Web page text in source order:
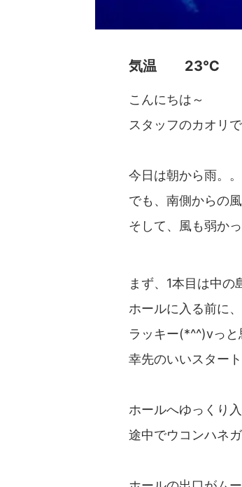
気温 23℃
こんにちは～
スタッフのカオリ
今日は朝から雨。。
でも、南側からの
そして、風も弱か
まず、1本目は中の
ホールに入る前に
ラッキー(*^^)vっと
幸先のいいスター
ホールへゆっくり入
途中でウコンハネ